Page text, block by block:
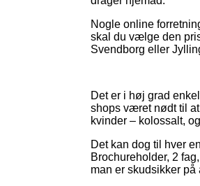
Nogle online
skal du vælge den
Svendborg eller
Det er i høj grad
shops været nødt til
kvinder – kolossalt,
Det kan dog til hver
Brochureholder, 2
man er skudsikker på